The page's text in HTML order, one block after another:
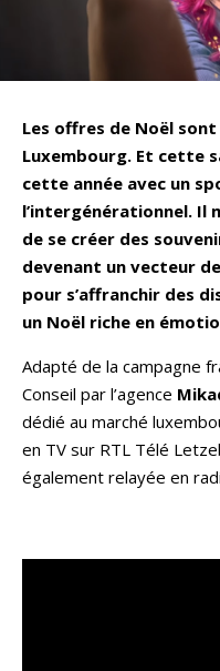
Les offres de Noël
Luxembourg. Et cette
cette année avec un
l’intergénérationnel. Il
de se créer des
devenant un vecteur
pour s’affranchir des
un Noël riche en
Adapté de la campagne
Conseil par l’agence
dédié au marché
en TV sur RTL Télé
également relayée en